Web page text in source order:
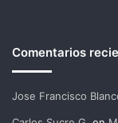
Comentarios
Jose Francisco